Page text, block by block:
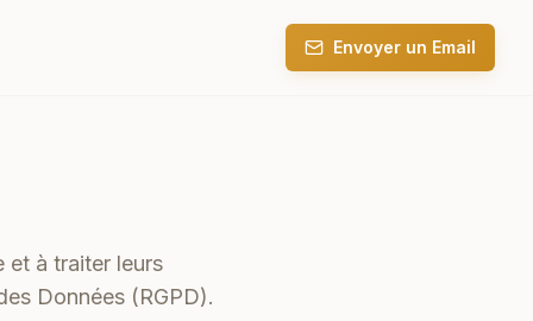
Envoyer un Email
et à traiter leurs
Données (RGPD).